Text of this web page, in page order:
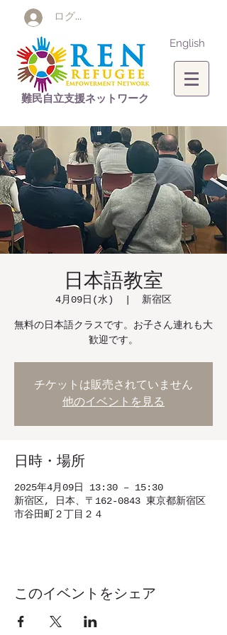
ログイン
English
難民自立支援ネットワーク
日本語教室
4月09日(水) 新宿区
無料の日本語クラスです。お子さん連れも大
歓迎です。
チケットは販売されていません
他のイベントを見る
日時・場所
2025年4月09日 13:30 – 15:30
新宿区, 日本、〒162-0843 東京都新宿区
市谷田町２丁目２４
このイベントをシェア